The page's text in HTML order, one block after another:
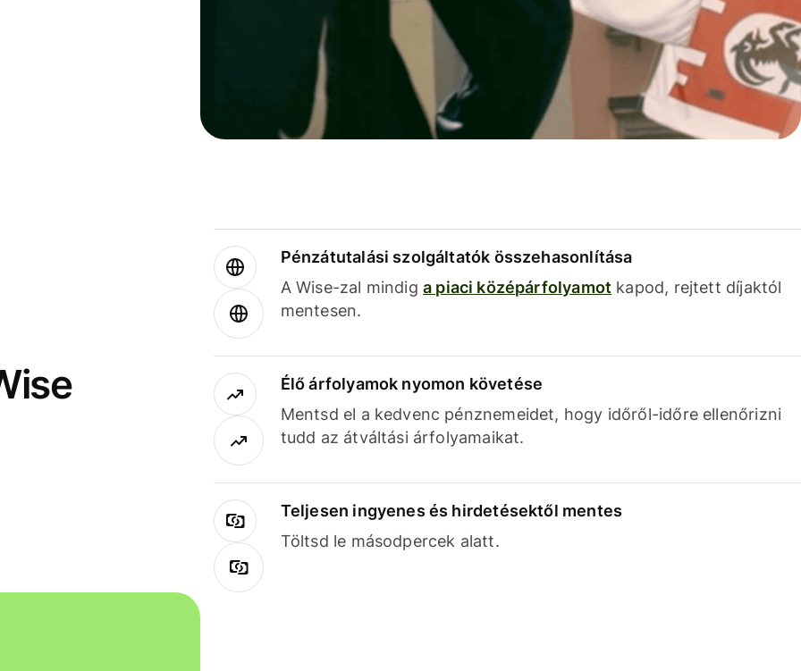
Pénzátutalási szolgáltatók összehasonlítása
A Wise-zal mindig a piaci középárfolyamot kapod, rejtett díjaktól
mentesen.
Élő árfolyamok nyomon követése
Mentsd el a kedvenc pénznemeidet, hogy időről-időre ellenőrizni
tudd az átváltási árfolyamaikat.
Teljesen ingyenes és hirdetésektől mentes
Töltsd le másodpercek alatt.